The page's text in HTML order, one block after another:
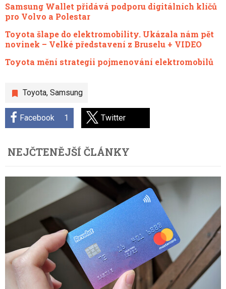
Toyota, Samsung
Facebook 1 Twitter
Samsung Wallet přidává podporu digitálních klíčů
pro Volvo a Polestar
Toyota šlape do elektromobility. Ukázala nám pět
novinek – Velké představení z Bruselu + VIDEO
Toyota mění strategii pojmenování elektromobilů
NEJČTENĚJŠÍ ČLÁNKY